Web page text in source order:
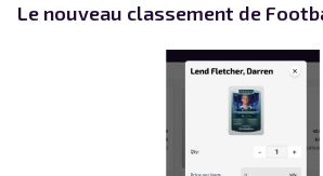
Le nouveau classement de